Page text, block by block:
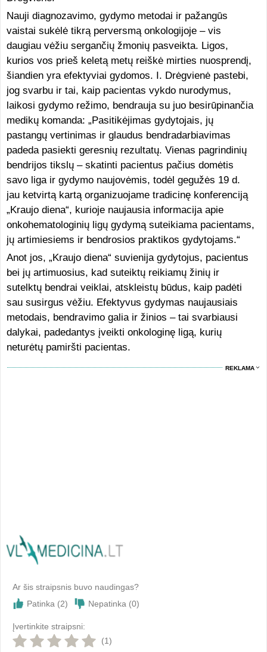
Nauji diagnozavimo, gydymo metodai ir pažangūs
vaistai sukėlė tikrą perversmą onkologijoje – vis
daugiau vėžiu sergančių žmonių pasveikta. Ligos,
kurios vos prieš keletą metų reiškė mirties nuosprendį,
šiandien yra efektyviai gydomos. I. Drėgvienė pastebi,
jog svarbu ir tai, kaip pacientas vykdo nurodymus,
laikosi gydymo režimo, bendrauja su juo besirūpinančia
medikų komanda: „Pasitikėjimas gydytojais, jų
pastangų vertinimas ir glaudus bendradarbiavimas
padeda pasiekti geresnių rezultatų. Vienas pagrindinių
bendrijos tikslų – skatinti pacientus pačius domėtis
savo liga ir gydymo naujovėmis, todėl gegužės 19 d.
jau ketvirtą kartą organizuojame tradicinę konferenciją
„Kraujo diena“, kurioje naujausia informacija apie
onkohematologinių ligų gydymą suteikiama pacientams,
jų artimiesiems ir bendrosios praktikos gydytojams.“
Anot jos, „Kraujo diena“ suvienija gydytojus, pacientus
bei jų artimuosius, kad suteiktų reikiamų žinių ir
sutelktų bendrai veiklai, atskleistų būdus, kaip padėti
sau susirgus vėžiu. Efektyvus gydymas naujausiais
metodais, bendravimo galia ir žinios – tai svarbiausi
dalykai, padedantys įveikti onkologinę ligą, kurių
neturėtų pamiršti pacientas.
REKLAMA
Ar šis straipsnis buvo naudingas?
Patinka (2) Nepatinka (0)
Įvertinkite straipsni:
(1)